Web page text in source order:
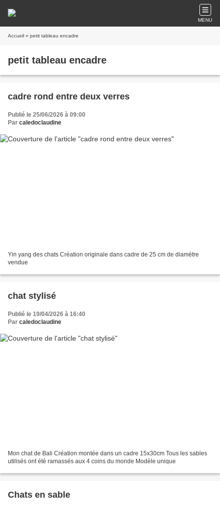
MENU
Accueil » petit tableau encadre
petit tableau encadre
cadre rond entre deux verres
Publié le 25/06/2026 à 09:00
Par caledoclaudine
Yin yang des chats Création originale dans cadre de 25 cm de diamètre
vendue
chat stylisé
Publié le 19/04/2026 à 16:40
Par caledoclaudine
Mon chat de Bali Création montée dans un cadre 15x30cm Tous les sables
utilisés ont été ramassés aux 4 coins du monde Modèle unique
Chats en sable